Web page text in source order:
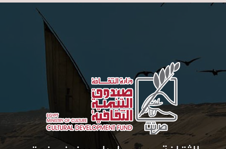
Skip to main content